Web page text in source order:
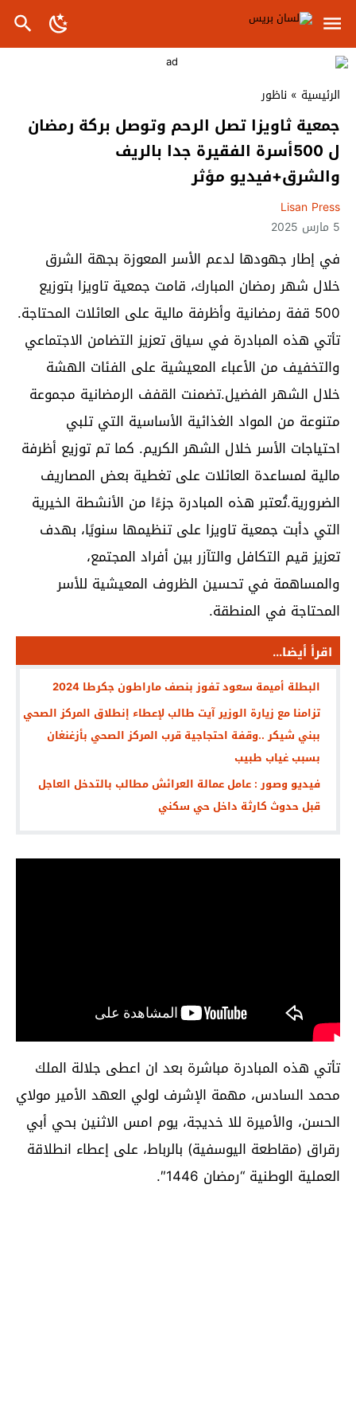
الرئيسية » ناظور
جمعية ثاويزا تصل الرحم وتوصل بركة رمضان
ل 500أسرة الفقيرة جدا بالريف
والشرق+فيديو مؤثر
Lisan Press
5 مارس 2025
في إطار جهودها لدعم الأسر المعوزة بجهة الشرق
خلال شهر رمضان المبارك، قامت جمعية تاويزا بتوزيع
500 قفة رمضانية وأظرفة مالية على العائلات المحتاجة.
تأتي هذه المبادرة في سياق تعزيز التضامن الاجتماعي
والتخفيف من الأعباء المعيشية على الفئات الهشة
خلال الشهر الفضيل.تضمنت القفف الرمضانية مجموعة
متنوعة من المواد الغذائية الأساسية التي تلبي
احتياجات الأسر خلال الشهر الكريم. كما تم توزيع أظرفة
مالية لمساعدة العائلات على تغطية بعض المصاريف
الضرورية.تُعتبر هذه المبادرة جزءًا من الأنشطة الخيرية
التي دأبت جمعية تاويزا على تنظيمها سنويًا، بهدف
تعزيز قيم التكافل والتآزر بين أفراد المجتمع،
والمساهمة في تحسين الظروف المعيشية للأسر
المحتاجة في المنطقة.
اقرأ أيضا...
البطلة أميمة سعود تفوز بنصف ماراطون جكرطا 2024
تزامنا مع زيارة الوزير آيت طالب لإعطاء إنطلاق المركز الصحي
ببني شيكر ..وقفة احتجاجية قرب المركز الصحي بأزغنغان
بسبب غياب طبيب
فيديو وصور : عامل عمالة العرائش مطالب بالتدخل العاجل
قبل حدوث كارثة داخل حي سكني
تأتي هذه المبادرة مباشرة بعد ان اعطى جلالة الملك
محمد السادس، مهمة الإشرف لولي العهد الأمير مولاي
الحسن، والأميرة للا خديجة، يوم امس الاثنين بحي أبي
رقراق (مقاطعة اليوسفية) بالرباط، على إعطاء انطلاقة
العملية الوطنية “رمضان 1446″.